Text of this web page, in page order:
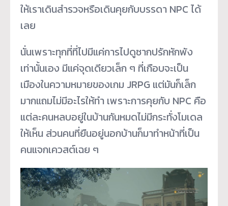
ให้เราเดินสำรวจหรือเดินคุยกับบรรดา NPC ได้
เลย
นั่นเพราะทุกที่ที่ไปมีแค่การไปดูซากปรักหักพัง
เท่านั้นเอง มีแค่จุดเดียวเล็ก ๆ ที่เกือบจะเป็น
เมืองในความหมายของเกม JRPG แต่มันก็เล็ก
มากแถมไม่มีอะไรให้ทำ เพราะการคุยกับ NPC คือ
แต่ละคนหลบอยู่ในบ้านกันหมดไม่มีกระทั่งโมเดล
ให้เห็น ส่วนคนที่ยืนอยู่นอกบ้านก็มาทำหน้าที่เป็น
คนแจกเควสต์เฉย ๆ